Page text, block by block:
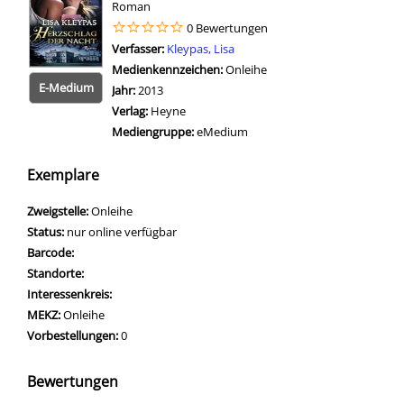
E-Medium
Roman
0 Bewertungen
Verfasser: Suche nach diesem Verfasser
Kleypas, Lisa
Medienkennzeichen:Onleihe
Jahr: 2013
Verlag: Heyne
Mediengruppe:eMedium
Exemplare
Zweigstelle:Onleihe
Status: nur online verfügbar
Barcode:
Standorte:
Interessenkreis:
MEKZ:Onleihe
Vorbestellungen:0
Bewertungen